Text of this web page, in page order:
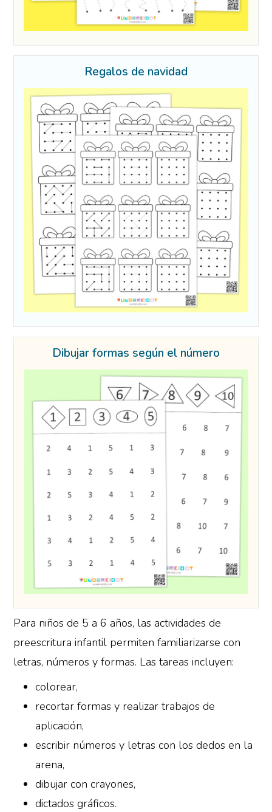
Regalos de navidad
Dibujar formas según el número
Para niños de 5 a 6 años, las actividades de
preescritura infantil permiten familiarizarse con
letras, números y formas. Las tareas incluyen:
colorear,
recortar formas y realizar trabajos de
aplicación,
escribir números y letras con los dedos en la
arena,
dibujar con crayones,
dictados gráficos.